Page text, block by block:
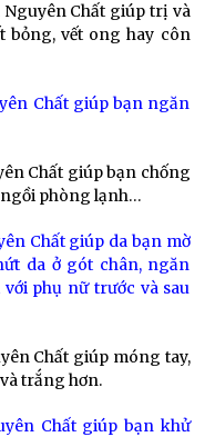
Nguyên Chất giúp trị và
bỏng, vết ong hay côn
Chất giúp bạn ngăn
Chất giúp bạn chống
ngồi phòng lạnh…
Chất giúp da bạn mờ
da ở gót chân, ngăn
phụ nữ trước và sau
Chất giúp móng tay,
trắng hơn.
Chất giúp bạn khử